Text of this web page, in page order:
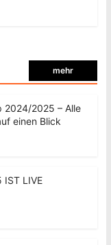
mehr
2024/2025 – Alle
einen Blick
IST LIVE